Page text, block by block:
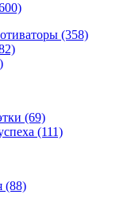
(358)
(69)
(111)
(88)